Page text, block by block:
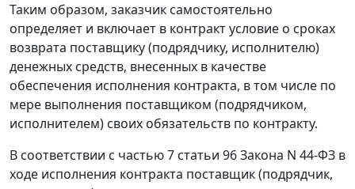
Таким образом, заказчик самостоятельно
определяет и включает в контракт условие о сроках
возврата поставщику (подрядчику, исполнителю)
денежных средств, внесенных в качестве
обеспечения исполнения контракта, в том числе по
мере выполнения поставщиком (подрядчиком,
исполнителем) своих обязательств по контракту.
В соответствии с частью 7 статьи 96 Закона N 44-ФЗ в
ходе исполнения контракта поставщик (подрядчик,